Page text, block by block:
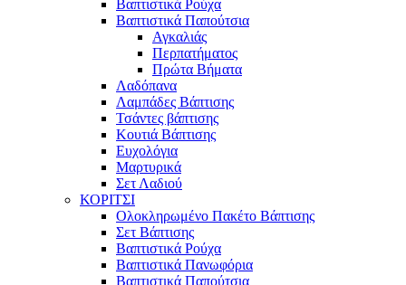
Βαπτιστικά Ρούχα
Βαπτιστικά Παπούτσια
Αγκαλιάς
Περπατήματος
Πρώτα Βήματα
Λαδόπανα
Λαμπάδες Βάπτισης
Τσάντες βάπτισης
Κουτιά Βάπτισης
Ευχολόγια
Μαρτυρικά
Σετ Λαδιού
ΚΟΡΙΤΣΙ
Ολοκληρωμένο Πακέτο Βάπτισης
Σετ Βάπτισης
Βαπτιστικά Ρούχα
Βαπτιστικά Πανωφόρια
Βαπτιστικά Παπούτσια